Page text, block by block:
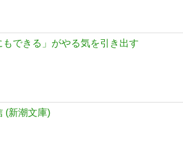
もできる」がやる気を引き出す
(新潮文庫)